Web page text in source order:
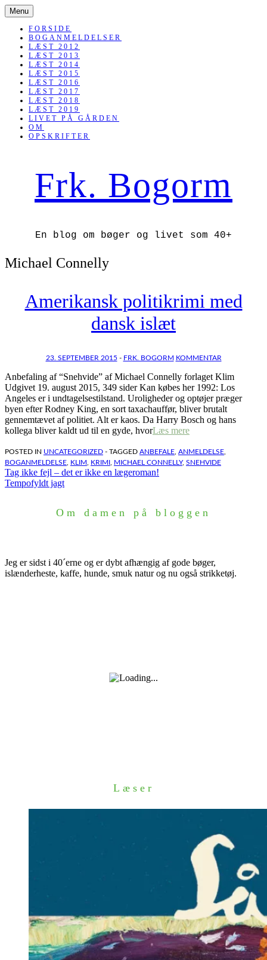
Menu SKIP
TO
CONTENT
FORSIDE
BOGANMELDELSER
LÆST 2012
LÆST 2013
LÆST 2014
LÆST 2015
LÆST 2016
LÆST 2017
LÆST 2018
LÆST 2019
LIVET PÅ GÅRDEN
OM
OPSKRIFTER
Frk. Bogorm
En blog om bøger og livet som 40+
Michael Connelly
Amerikansk politikrimi med
dansk islæt
23. SEPTEMBER 2015 - FRK. BOGORM KOMMENTAR
Anbefaling af “Snehvide” af Michael Connelly forlaget Klim
Udgivet 19. august 2015, 349 sider Kan købes her 1992: Los
Angeles er i undtagelsestilstand. Uroligheder og optøjer præger
byen efter Rodney King, en sort taxachauffør, bliver brutalt
gennemtævet af politiet. Alt er kaos. Da Harry Bosch og hans
kollega bliver kaldt ud til en gyde, hvorLæs mere
POSTED IN UNCATEGORIZED - TAGGED ANBEFALE ANMELDELSE
BOGANMELDELSE
KLIM KRIMI MICHAEL CONNELLY, SNEHVIDE
Indlægsnavigation
Tag ikke fejl – det er ikke en lægeroman!
Tempofyldt jagt
Om damen på bloggen
Jeg er sidst i 40´erne og er dybt afhængig af gode bøger,
islænderheste, kaffe, hunde, smuk natur og nu også strikketøj.
Læser